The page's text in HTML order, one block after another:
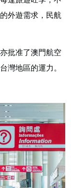
外遊需求，民航
批准了澳門航空
灣地區的運力。